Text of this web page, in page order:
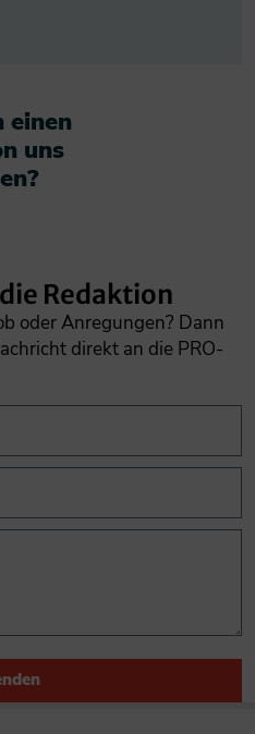
einen
uns
Redaktion
oder Anregungen? Dann
direkt an die PRO-